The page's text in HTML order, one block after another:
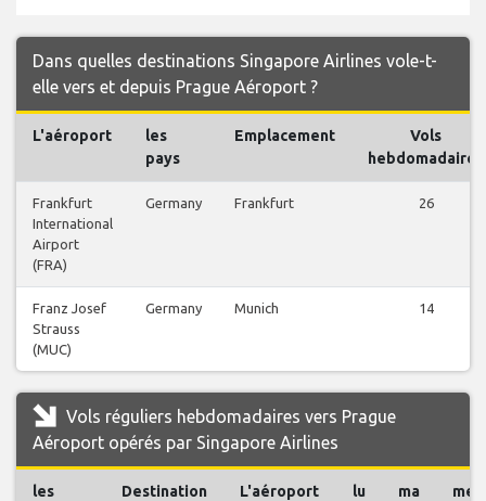
Dans quelles destinations Singapore Airlines vole-t-
elle vers et depuis Prague Aéroport ?
L'aéroport
les
pays
Emplacement
Vols
hebdomadaires
Frankfurt
International
Airport
(FRA)
Germany Frankfurt 26
Franz Josef
Strauss
(MUC)
Germany Munich 14
Vols réguliers hebdomadaires vers Prague
Aéroport opérés par Singapore Airlines
les
Destination L'aéroport lu ma me